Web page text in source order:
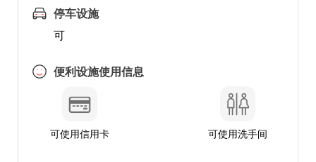
停车设施
可
便利设施使用信息
可使用信用卡 可使用洗手间